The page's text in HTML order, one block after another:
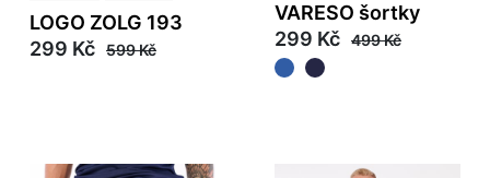
LOGO ZOLG 193
299 Kč 599 Kč
VARESO šortky
299 Kč 499 Kč